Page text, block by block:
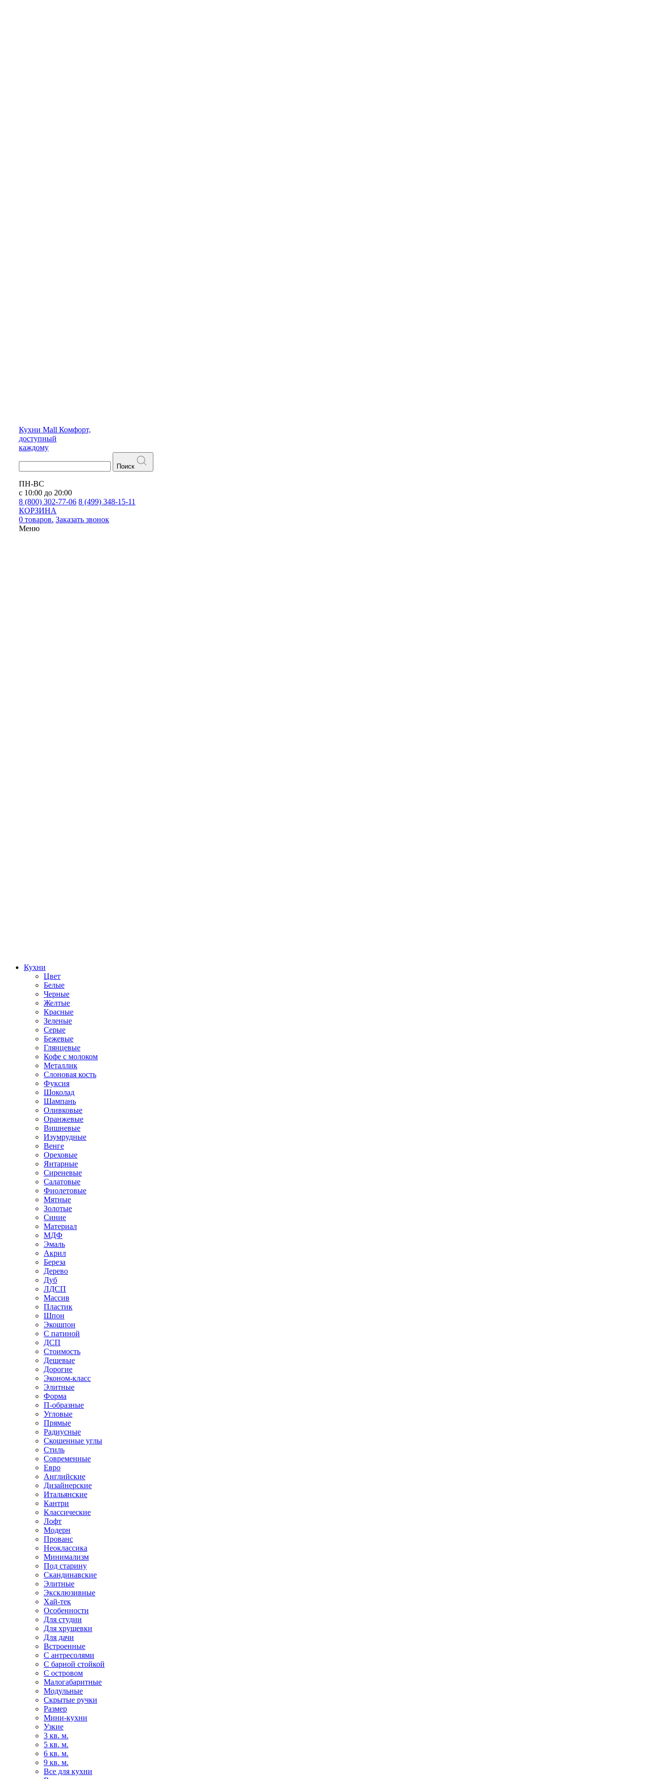
Кухни Mall Комфорт,
доступный
каждому
Поиск
ПН-ВС
с 10:00 до 20:00
8 (800) 302-77-06 8 (499) 348-15-11
КОРЗИНА
0 товаров. Заказать звонок
Меню
Кухни
Цвет
Белые
Черные
Желтые
Красные
Зеленые
Серые
Бежевые
Глянцевые
Кофе с молоком
Металлик
Слоновая кость
Фуксия
Шоколад
Шампань
Оливковые
Оранжевые
Вишневые
Изумрудные
Венге
Ореховые
Янтарные
Сиреневые
Салатовые
Фиолетовые
Мятные
Золотые
Синие
Материал
МДФ
Эмаль
Акрил
Береза
Дерево
Дуб
ЛДСП
Массив
Пластик
Шпон
Экошпон
С патиной
ДСП
Стоимость
Дешевые
Дорогие
Эконом-класс
Элитные
Форма
П-образные
Угловые
Прямые
Радиусные
Скошенные углы
Стиль
Современные
Евро
Английские
Дизайнерские
Итальянские
Кантри
Классические
Лофт
Модерн
Прованс
Неоклассика
Минимализм
Под старину
Скандинавские
Элитные
Эксклюзивные
Хай-тек
Особенности
Для студии
Для хрущевки
Для дачи
Встроенные
С антресолями
С барной стойкой
С островом
Малогабаритные
Модульные
Скрытые ручки
Размер
Мини-кухни
Узкие
3 кв. м.
5 кв. м.
6 кв. м.
9 кв. м.
Все для кухни